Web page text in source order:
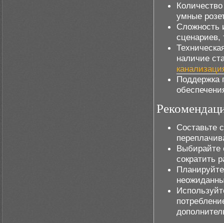
умные
Сложность
сценариев,
наличие
Поддержка
Составьте
Выбирайте
сократить